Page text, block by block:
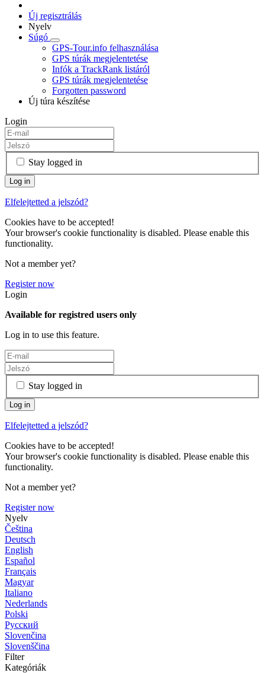
Új regisztrálás
Nyelv
Súgó
GPS-Tour.info felhasználása
GPS túrák megjelentetése
Infók a TrackRank listáról
GPS túrák megjelentetése
Forgotten password
Új túra készítése
Login
Stay logged in
Elfelejtetted a jelszód?
Cookies have to be accepted!
Your browser's cookie functionality is disabled. Please enable this
functionality.
Not a member yet?
Register now
Login
Available for registred users only
Log in to use this feature.
Stay logged in
Elfelejtetted a jelszód?
Cookies have to be accepted!
Your browser's cookie functionality is disabled. Please enable this
functionality.
Not a member yet?
Register now
Nyelv
Čeština
Deutsch
English
Español
Français
Magyar
Italiano
Nederlands
Polski
Русский
Slovenčina
Slovenščina
Filter
Kategóriák